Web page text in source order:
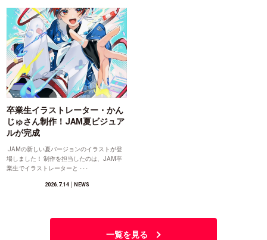
卒業生イラストレーター・かん
じゅさん制作！JAM夏ビジュア
ルが完成
JAMの新しい夏バージョンのイラストが登
場しました！ 制作を担当したのは、JAM卒
業生でイラストレーターと ･･･
2026.7.14│NEWS
一覧を見る